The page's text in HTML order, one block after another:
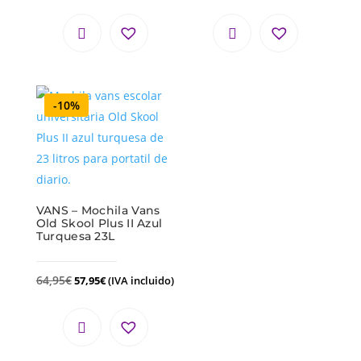
-10%
VANS – Mochila Vans
Old Skool Plus II Azul
Turquesa 23L
64,95€57,95€(IVA incluido)